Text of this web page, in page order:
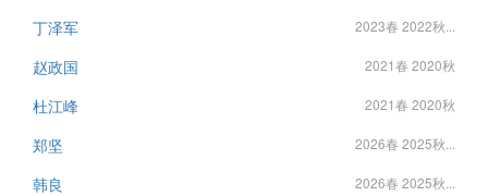
丁泽军 2023春 2022秋...
赵政国 2021春 2020秋
杜江峰 2021春 2020秋
郑坚 2026春 2025秋...
韩良 2026春 2025秋...